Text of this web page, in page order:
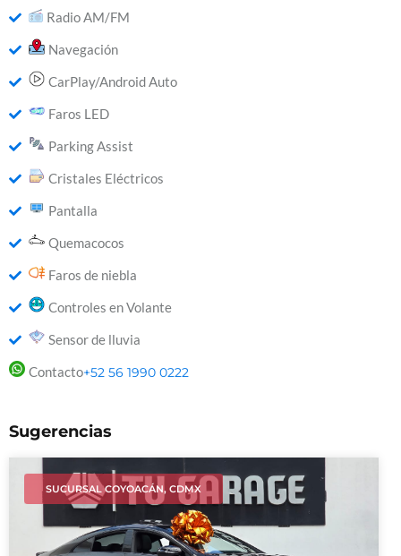
Radio AM/FM
Navegación
CarPlay/Android Auto
Faros LED
Parking Assist
Cristales Eléctricos
Pantalla
Quemacocos
Faros de niebla
Controles en Volante
Sensor de lluvia
Contacto+52 56 1990 0222
Sugerencias
SUCURSAL COYOACÁN, CDMX